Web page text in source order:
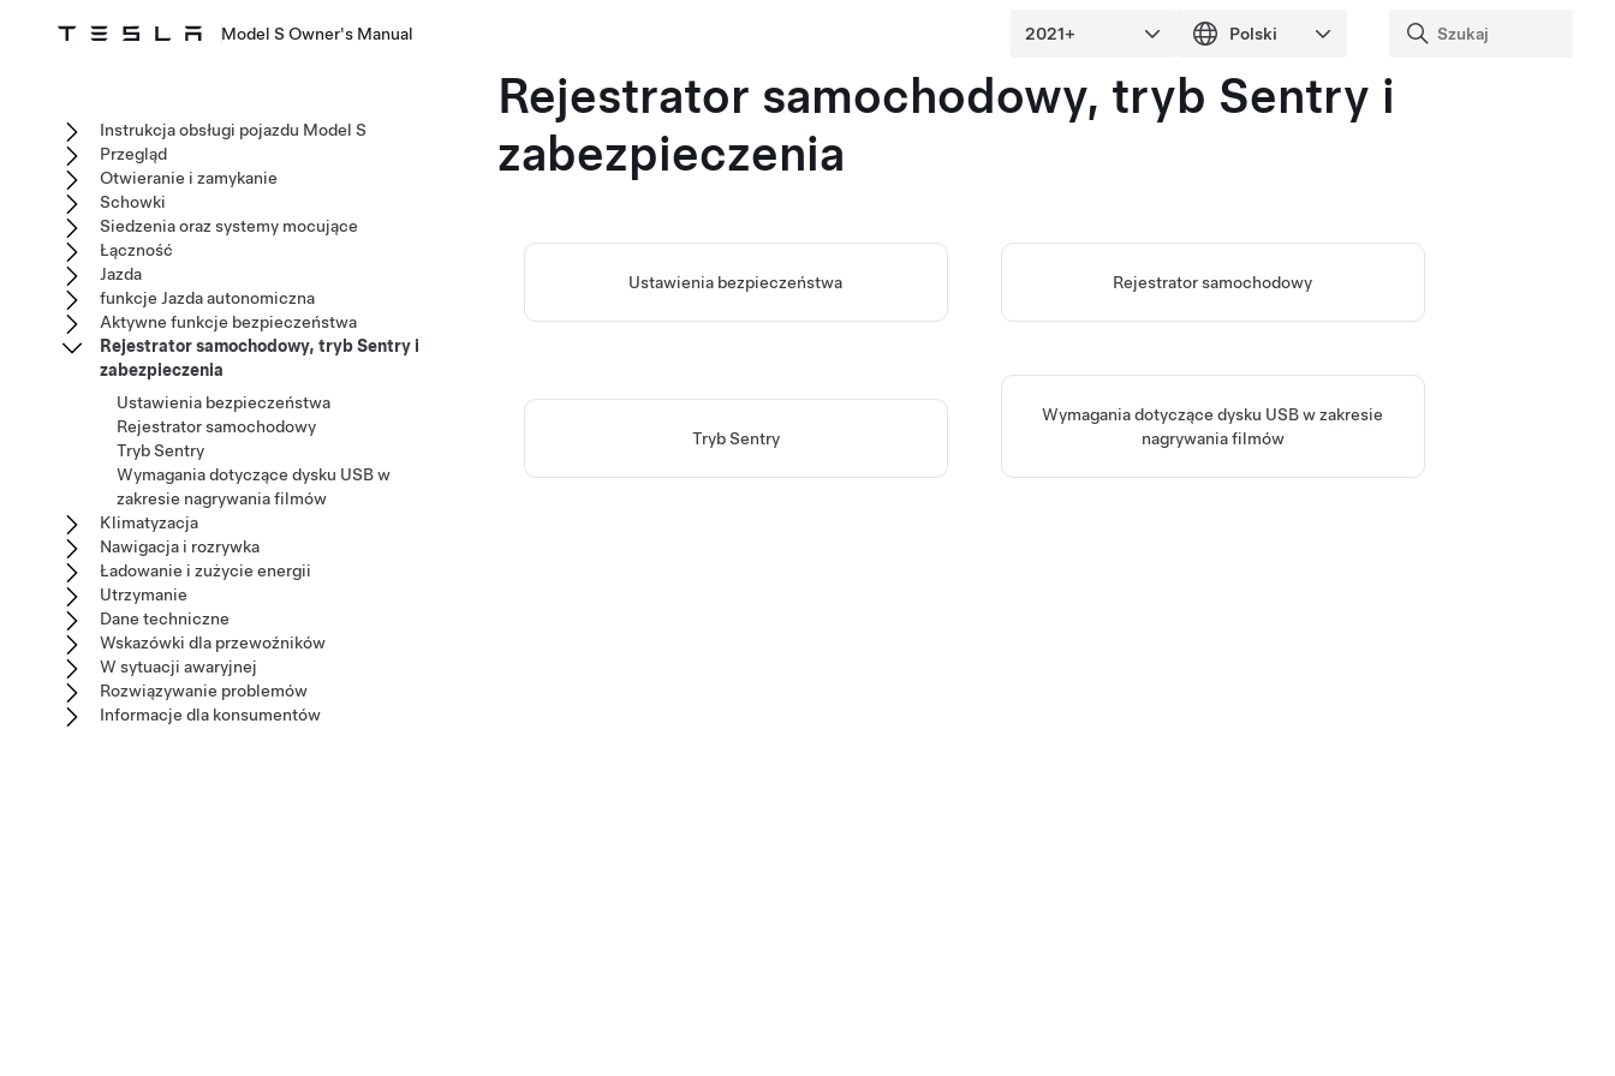
Model S Owner's Manual
Rejestrator samochodowy, tryb Sentry i
zabezpieczenia
Ustawienia bezpieczeństwa Rejestrator samochodowy
Tryb Sentry
Wymagania dotyczące dysku USB w zakresie
nagrywania filmów
Instrukcja obsługi pojazdu Model S
Przegląd
Otwieranie i zamykanie
Schowki
Siedzenia oraz systemy mocujące
Łączność
Jazda
funkcje Jazda autonomiczna
Aktywne funkcje bezpieczeństwa
Rejestrator samochodowy, tryb Sentry i
zabezpieczenia
Ustawienia bezpieczeństwa
Rejestrator samochodowy
Tryb Sentry
Wymagania dotyczące dysku USB w
zakresie nagrywania filmów
Klimatyzacja
Nawigacja i rozrywka
Ładowanie i zużycie energii
Utrzymanie
Dane techniczne
Wskazówki dla przewoźników
W sytuacji awaryjnej
Rozwiązywanie problemów
Informacje dla konsumentów